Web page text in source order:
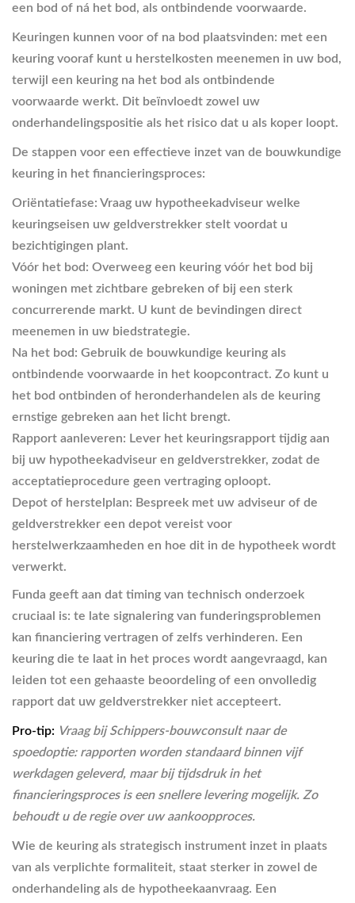
een bod of ná het bod, als ontbindende voorwaarde.
Keuringen kunnen voor of na bod plaatsvinden: met een
keuring vooraf kunt u herstelkosten meenemen in uw bod,
terwijl een keuring na het bod als ontbindende
voorwaarde werkt. Dit beïnvloedt zowel uw
onderhandelingspositie als het risico dat u als koper loopt.
De stappen voor een effectieve inzet van de bouwkundige
keuring in het financieringsproces:
Oriëntatiefase: Vraag uw hypotheekadviseur welke
keuringseisen uw geldverstrekker stelt voordat u
bezichtigingen plant.
Vóór het bod: Overweeg een keuring vóór het bod bij
woningen met zichtbare gebreken of bij een sterk
concurrerende markt. U kunt de bevindingen direct
meenemen in uw biedstrategie.
Na het bod: Gebruik de bouwkundige keuring als
ontbindende voorwaarde in het koopcontract. Zo kunt u
het bod ontbinden of heronderhandelen als de keuring
ernstige gebreken aan het licht brengt.
Rapport aanleveren: Lever het keuringsrapport tijdig aan
bij uw hypotheekadviseur en geldverstrekker, zodat de
acceptatieprocedure geen vertraging oploopt.
Depot of herstelplan: Bespreek met uw adviseur of de
geldverstrekker een depot vereist voor
herstelwerkzaamheden en hoe dit in de hypotheek wordt
verwerkt.
Funda geeft aan dat timing van technisch onderzoek
cruciaal is: te late signalering van funderingsproblemen
kan financiering vertragen of zelfs verhinderen. Een
keuring die te laat in het proces wordt aangevraagd, kan
leiden tot een gehaaste beoordeling of een onvolledig
rapport dat uw geldverstrekker niet accepteert.
Pro-tip: Vraag bij Schippers-bouwconsult naar de
spoedoptie: rapporten worden standaard binnen vijf
werkdagen geleverd, maar bij tijdsdruk in het
financieringsproces is een snellere levering mogelijk. Zo
behoudt u de regie over uw aankoopproces.
Wie de keuring als strategisch instrument inzet in plaats
van als verplichte formaliteit, staat sterker in zowel de
onderhandeling als de hypotheekaanvraag. Een